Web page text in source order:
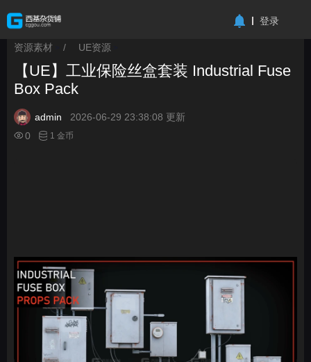
登录
资源素材 / UE资源
【UE】工业保险丝盒套装 Industrial Fuse
Box Pack
admin
2026-06-29 23:38:08 更新
0
1 金币